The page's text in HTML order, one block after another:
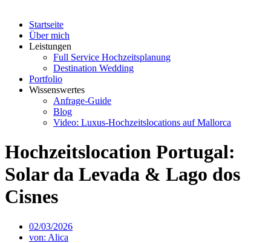
Startseite
Über mich
Leistungen
Full Service Hochzeitsplanung
Destination Wedding
Portfolio
Wissenswertes
Anfrage-Guide
Blog
Video: Luxus-Hochzeitslocations auf Mallorca
Hochzeitslocation Portugal:
Solar da Levada & Lago dos
Cisnes
02/03/2026
von: Alica